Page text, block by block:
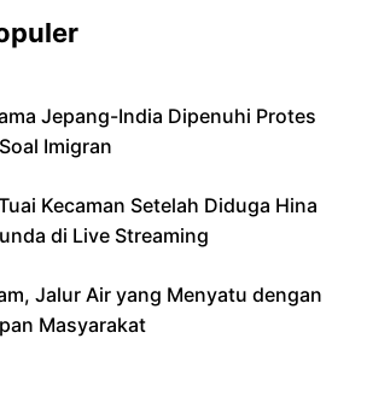
Jepang-India Dipenuhi Protes
Imigran
Kecaman Setelah Diduga Hina
di Live Streaming
Jalur Air yang Menyatu dengan
Masyarakat